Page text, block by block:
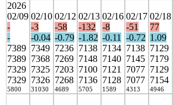
2026
02/09
-
-
7389
7389
7329
7329
5800
02/10
-3
-0.04
7349
7368
7325
7326
31030
02/12
-58
-0.79
7236
7269
7203
7268
4689
02/13
-132
-1.82
7138
7148
7100
7136
5705
02/16
-8
-0.11
7134
7140
7121
7128
1589
02/17
-51
-0.72
7138
7145
7077
7077
4313
02/18
77
1.09
7129
7179
7129
7154
4946